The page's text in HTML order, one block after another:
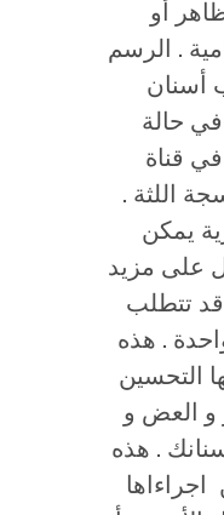
أو
. الرسم
أسنان
في حالة
قناة
اللثة .
يمكن
على مزيد
قد تتطلب
. هذه
التحسين
و العض و
. هذه